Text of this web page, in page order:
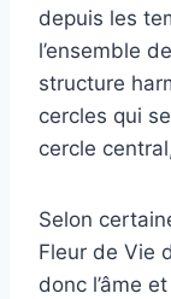
depuis les
l’ensemble
structure
cercles qui
cercle
Selon
Fleur de Vie
donc l’âme